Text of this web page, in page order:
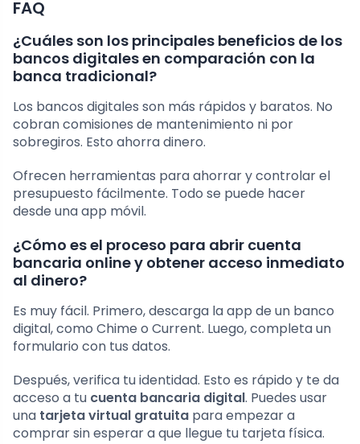
FAQ
¿Cuáles son los principales beneficios de los
bancos digitales en comparación con la
banca tradicional?
Los bancos digitales son más rápidos y baratos. No
cobran comisiones de mantenimiento ni por
sobregiros. Esto ahorra dinero.
Ofrecen herramientas para ahorrar y controlar el
presupuesto fácilmente. Todo se puede hacer
desde una app móvil.
¿Cómo es el proceso para abrir cuenta
bancaria online y obtener acceso inmediato
al dinero?
Es muy fácil. Primero, descarga la app de un banco
digital, como Chime o Current. Luego, completa un
formulario con tus datos.
Después, verifica tu identidad. Esto es rápido y te da
acceso a tu cuenta bancaria digital. Puedes usar
una tarjeta virtual gratuita para empezar a
comprar sin esperar a que llegue tu tarjeta física.